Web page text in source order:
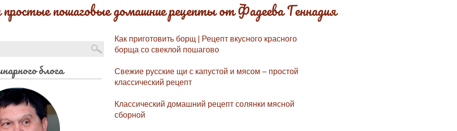
пошаговые домашние рецепты от Фадеева Геннадия
Как приготовить борщ | Рецепт вкусного красного
борща со свеклой пошагово
Свежие русские щи с капустой и мясом – простой
классический рецепт
Классический домашний рецепт солянки мясной
сборной
блога